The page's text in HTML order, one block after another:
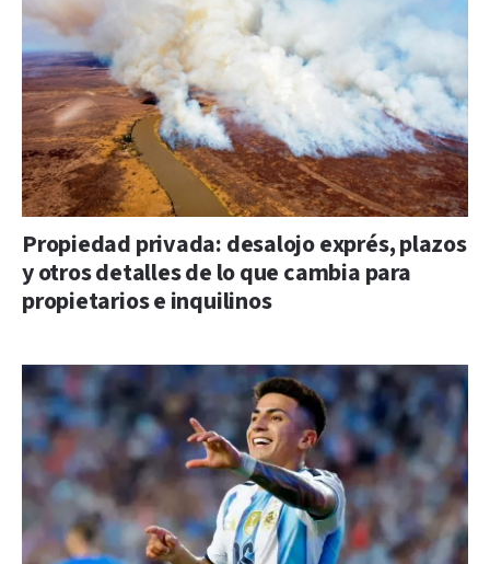
Propiedad privada: desalojo exprés, plazos
y otros detalles de lo que cambia para
propietarios e inquilinos